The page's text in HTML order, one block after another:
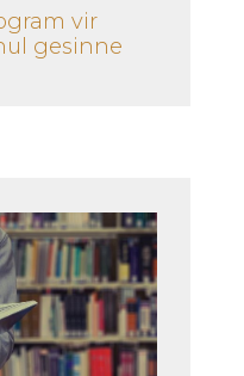
vir
gesinne